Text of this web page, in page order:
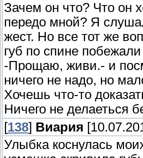
Зачем он что? Что он
передо мной? Я
жест. Но все тот же
губ по спине
-Прощаю, живи.- и
ничего не надо, но
Хочешь что-то
Ничего не делаеться
[138] Виария
Улыбка коснулась